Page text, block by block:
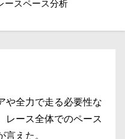
ースペース分析
全力で走る必要性な
レース全体でのペース
えた。